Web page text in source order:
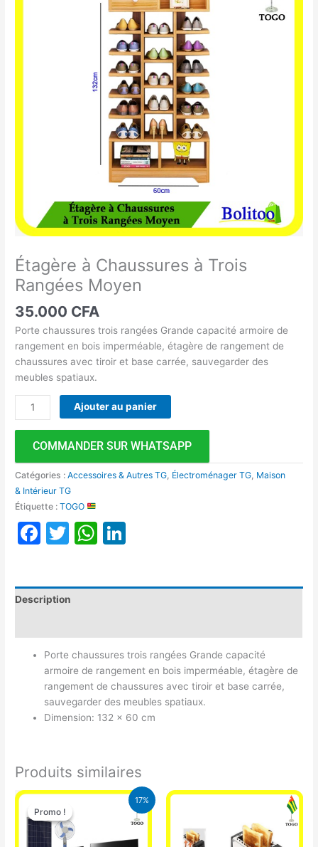
Étagère à Chaussures à Trois
Rangées Moyen
35.000 CFA
Porte chaussures trois rangées Grande capacité armoire de
rangement en bois imperméable, étagère de rangement de
chaussures avec tiroir et base carrée, sauvegarder des
meubles spatiaux.
Ajouter au panier
COMMANDER SUR WHATSAPP
Catégories :Accessoires & Autres TG Électroménager TG Maison
& Intérieur TG
Étiquette :TOGO
Facebook
TwitterWhatsApp
Description
Porte chaussures trois rangées Grande capacité
armoire de rangement en bois imperméable, étagère de
rangement de chaussures avec tiroir et base carrée,
sauvegarder des meubles spatiaux.
Dimension: 132 x 60 cm
Produits similaires
17%
Promo !
Promo !
Le
initial
était :
430.000 CFA.
Le
prix
actuel
355.000 CFA.